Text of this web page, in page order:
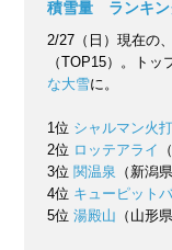
積雪量 ランキン
2/27（日）現在の
（TOP15）。トッ
な大雪に。
1位 シャルマン火打
2位 ロッテアライ
3位 関温泉 （新潟
4位 キューピット
5位 湯殿山 （山形